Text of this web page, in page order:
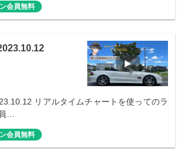
会員無料
リアルタイムチャートを使ってのラ
…
会員無料